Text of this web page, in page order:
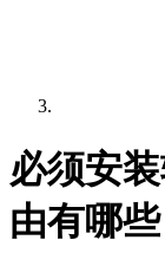
必须安
由有哪些